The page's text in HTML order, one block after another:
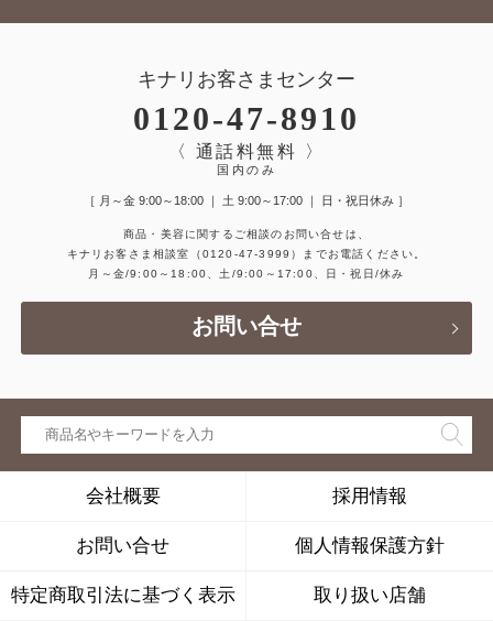
キナリお客さまセンター
0120-47-8910
〈 通話料無料 〉
国内のみ
［ 月～金 9:00～18:00 ｜ 土 9:00～17:00 ｜ 日・祝日休み ］
商品・美容に関するご相談のお問い合せは、
キナリお客さま相談室
（0120-47-3999）
までお電話ください。
月～金/9:00～18:00、土/9:00～17:00、日・祝日/休み
お問い合せ
会社概要 採用情報
お問い合せ 個人情報保護方針
特定商取引法に基づく表示 取り扱い店舗